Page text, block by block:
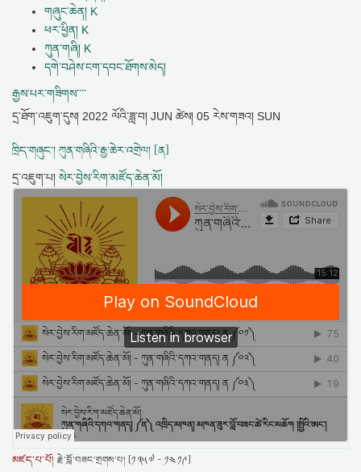
གཞུང་ཆེན། K
ཕར་ཕྱིན། K
ཀུན་གཞི། K
དགེ་བཤེས་ངག་དབང་ཐོགས་མེད།
རྒྱས་པར་གཟིགས་་་་
དྲ་ཐོག་འཇུག་དུས། 2022 ལོའི་ཟླ་བ། JUN ཚེས། 05 རེས་གཟའ། SUN
ཁྲིད་གཞུང་། ཀུན་གཞིའི་རྒྱ་ཆེར་འགྲེལ། [ན]
དྲ་འཇུག་པ། སེར་བྱེས་རིག་མཛོད་ཆེན་མོ།
མཛད་པ་པོ། རྗེ་བློ་བཟང་གྲགས་པ། [༡༣༥༧ - ༡༤༡༩]